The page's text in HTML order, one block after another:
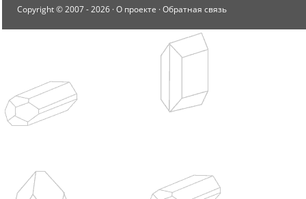
Copyright © 2007 -2026 ·О проекте ·Обратная связь